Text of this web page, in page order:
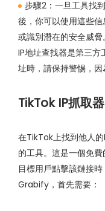
步驟2：一旦工具找
後，你可以使用這些
或識別潛在的安全威
IP地址查找器是第三
址時，請保持警惕，因
TikTok IP抓取
在TikTok上找到他人
的工具。這是一個免
目標用戶點擊該鏈接
Grabify，首先需要：